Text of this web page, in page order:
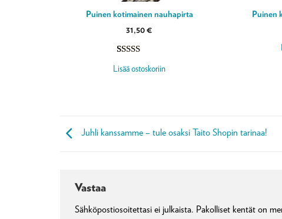
Puinen kotimainen nauhapirta
31,50€
5:stä
Lisää ostoskoriin
Puinen
Juhli kanssamme – tule osaksi Taito Shopin tarinaa!
Vastaa
Sähköpostiosoitettasi ei julkaista. Pakolliset kentät on